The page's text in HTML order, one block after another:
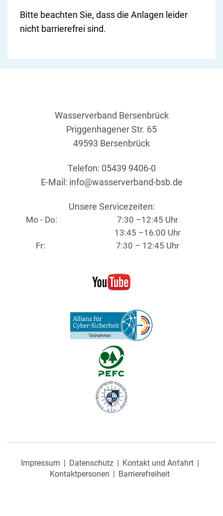
Bitte beachten Sie, dass die Anlagen leider
nicht barrierefrei sind.
Wasserverband Bersenbrück
Priggenhagener Str. 65
49593 Bersenbrück
Telefon: 05439 9406-0
E-Mail: info@wasserverband-bsb.de
Unsere Servicezeiten:
Mo - Do:
7:30 –12:45 Uhr
13:45 –16:00 Uhr
Fr:
7:30 – 12:45 Uhr
Impressum Datenschutz
Kontakt und Anfahrt
Kontaktpersonen
Barrierefreiheit